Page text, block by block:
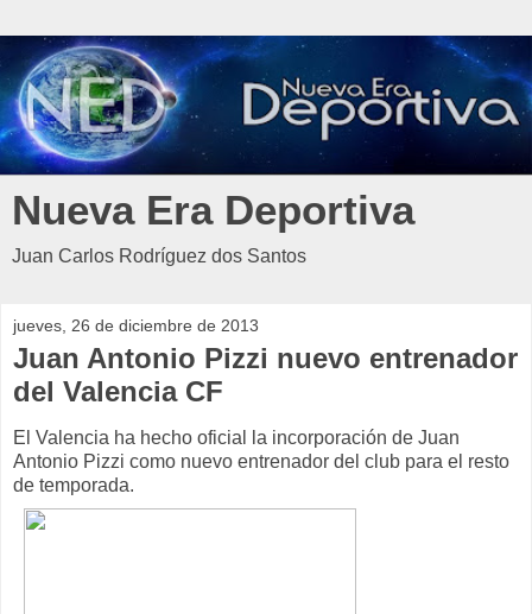
Nueva Era Deportiva
Juan Carlos Rodríguez dos Santos
jueves, 26 de diciembre de 2013
Juan Antonio Pizzi nuevo entrenador
del Valencia CF
El Valencia ha hecho oficial la incorporación de Juan
Antonio Pizzi como nuevo entrenador del club para el resto
de temporada.